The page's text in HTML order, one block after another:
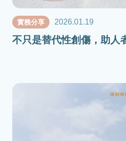
實務分享 2026.01.19
不只是替代性創傷，助人